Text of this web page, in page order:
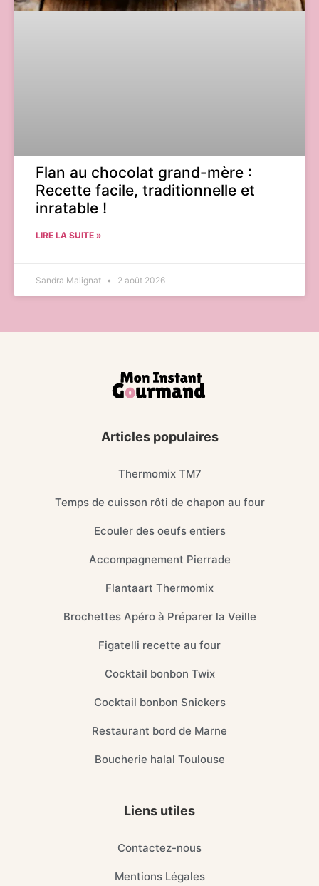
Flan au chocolat grand-mère :
Recette facile, traditionnelle et
inratable !
LIRE LA SUITE »
Sandra Malignat 2 août 2026
Articles populaires
Thermomix TM7
Temps de cuisson rôti de chapon au four
Ecouler des oeufs entiers
Accompagnement Pierrade
Flantaart Thermomix
Brochettes Apéro à Préparer la Veille
Figatelli recette au four
Cocktail bonbon Twix
Cocktail bonbon Snickers
Restaurant bord de Marne
Boucherie halal Toulouse
Liens utiles
Contactez-nous
Mentions Légales